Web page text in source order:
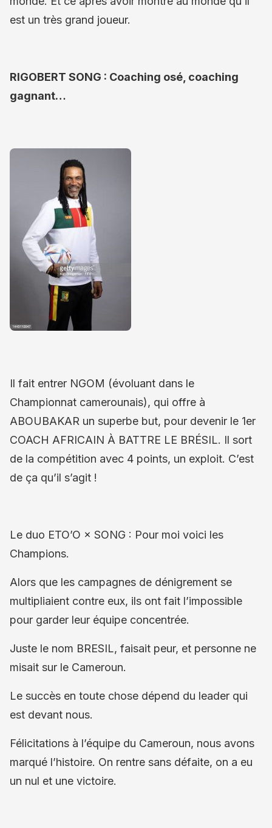
est un très grand joueur.
RIGOBERT SONG : Coaching osé, coaching
gagnant…
Il fait entrer NGOM (évoluant dans le
Championnat camerounais), qui offre à
ABOUBAKAR un superbe but, pour devenir le 1er
COACH AFRICAIN À BATTRE LE BRÉSIL. Il sort
de la compétition avec 4 points, un exploit. C’est
de ça qu’il s’agit !
Le duo ETO’O × SONG : Pour moi voici les
Champions.
Alors que les campagnes de dénigrement se
multipliaient contre eux, ils ont fait l’impossible
pour garder leur équipe concentrée.
Juste le nom BRESIL, faisait peur, et personne ne
misait sur le Cameroun.
Le succès en toute chose dépend du leader qui
est devant nous.
Félicitations à l’équipe du Cameroun, nous avons
marqué l’histoire. On rentre sans défaite, on a eu
un nul et une victoire.